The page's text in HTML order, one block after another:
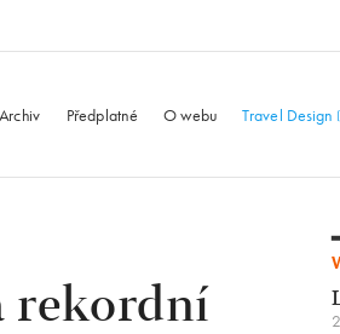
Archiv Předplatné O webu Travel Design
rekordní